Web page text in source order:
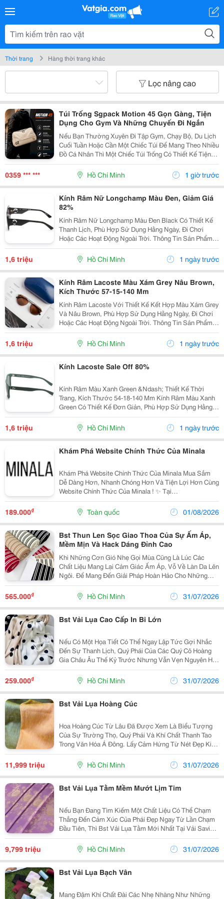
Thời trang Hàng thời trang khác
Lọc nâng cao
Túi Trống Sgpack Motion 45 Gọn Gàng, Tiện
Dụng Cho Gym Và Những Chuyến Đi Ngắn
Nếu Bạn Thường Xuyên Đi Tập Gym, Chạy Bộ, Du Lịch
Cuối Tuần Hoặc Cần Một Chiếc Túi Để Mang Theo Nhiều
Đồ Cá Nhân Thì Một Chiếc Túi Trống Có Thiết Kế Tiện
Dụng Sẽ Là Lựa Chọn Khá Đáng Cân Nhắc. Gần Đây
Mình Có Tham Khảo Mẫu Sgpack Motion 45 , Một
0359 *** *** Hồ Chí Minh 1 giờ trước
Kính Râm Nữ Longchamp Màu Đen, Giảm Giá
82%
Kính Râm Nữ Longchamp Màu Đen Black Có Thiết Kế
Thanh Lịch, Phù Hợp Sử Dụng Hằng Ngày, Đi Chơi
Hoặc Các Hoạt Động Ngoài Trời. Thông Tin Sản Phẩm:
Thương Hiệu: Longchamp. Màu Sắc: Đen Black. Kích
Thước: 51-20-140 Mm. Kiểu Dáng Dành Cho Nữ....
1,6 triệu Hồ Chí Minh 1 ngày trước
Kính Râm Lacoste Màu Xám Grey Nâu Brown,
Kích Thước 57-15-140 Mm
Kính Râm Lacoste Với Thiết Kế Kết Hợp Màu Xám Grey
Và Nâu Brown, Phù Hợp Sử Dụng Hằng Ngày, Đi Chơi
Hoặc Các Hoạt Động Ngoài Trời. Thông Tin Sản Phẩm:
Thương Hiệu: Lacoste. Màu Sắc: Xám Grey &Ndash;
Nâu Brown. Kích Thước: 57-15-140 Mm. Mã...
1,6 triệu Hồ Chí Minh 1 ngày trước
Kính Lacoste Sale Off 80%
Kính Râm Màu Xanh Green &Ndash; Thiết Kế Thời
Trang, Kích Thước 54-18-140 Mm Kính Râm Màu Xanh
Green Có Thiết Kế Đơn Giản, Phù Hợp Sử Dụng Hằng
Ngày Khi Đi Chơi, Đi Du Lịch Hoặc Di Chuyển Ngoài
Trời. Thông Tin Sản Phẩm: Màu Sắc: Xanh Green. ...
1,6 triệu Hồ Chí Minh 1 ngày trước
Khám Phá Website Chính Thức Của Minala
Khám Phá Website Chính Thức Của Minala Mua Sắm
Dễ Dàng Hơn, Nhanh Chóng Hơn Và Tiện Lợi Hơn Cùng
Website Chính Thức Của Minala ! ✨ Tại
Https://Minala.store/ , Bạn Sẽ Dễ Dàng Tìm Thấy
Những Mẫu Áo Phông Unisex Mới Nhất Với Phong
Cách Tối Giản, Trẻ...
189.000₫ Toàn quốc 01/08/2026
Bst Thun Len Sọc Giao Thoa Của Sự Ấm Áp,
Mềm Mịn Và Hack Dáng Đỉnh Cao
Khi Những Cơn Gió Nhẹ Gọi Mùa Cũng Là Lúc Các
Chất Liệu Mang Lại Cảm Giác Ấm Áp, Vỗ Về Làn Da Lên
Ngôi. Để Mang Đến Giải Pháp Hoàn Hảo Cho Những
Thiết Kế Giao Mùa Vừa Thời Trang Vừa Tiện Dụng, Vải
Savia Chính Thức Trình Làng Bst Vải Thun Len Sọc
565.000₫ Hồ Chí Minh 31/07/2026
Bst Vải Lụa Cao Cấp In Bi Lớn
Nếu Có Một Họa Tiết Có Thể Ngay Lập Tức Gợi Nhắc
Đến Sự Thanh Lịch, Quý Phái Của Các Quý Cô Hoàng
Gia Châu Âu Thế Kỷ Trước Nhưng Vẫn Vẹn Nguyên Hơi
Thở Thời Thượng Của Thời Trang Đương Đại, Đó Chính
Là Chấm Bi. Để Nâng Tầm Nét Đẹp Kinh Điển Ấy, Vải...
259.000₫ Hồ Chí Minh 31/07/2026
Bst Vải Lụa Hoàng Cúc
Hoa Hoàng Cúc Từ Lâu Đã Được Xem Là Biểu Tượng
Của Sự Trường Thọ, Quý Phái Và Khí Chất Thanh Tao
Trong Văn Hóa Á Đông. Lấy Cảm Hứng Từ Nét Đẹp Kiêu
Kỳ Ấy, Vải Savia Tự Hào Trình Làng Bst Vải Lụa Hoàng
Cúc &Ndash; Tuyệt Tác Chất Liệu Mang Đến Diện
11,999 triệu Hồ Chí Minh 31/07/2026
Bst Vải Lụa Tằm Mềm Mướt Lịm Tim
Nếu Bạn Đang Tìm Kiếm Một Chất Liệu Có Thể Chạm
Thẳng Đến Cảm Xúc Của Phái Đẹp Ngay Từ Lần Chạm
Đầu Tiên, Thì Bst Vải Lụa Tằm Mới Nhất Tại Vải Savia
Chính Là Câu Trả Lời Hoàn Mỹ Nhất. Sự Đắt Giá Của Bộ
Sưu Tập Lần Này Nằm Ở Chất Sợi Lụa Tằm...
9,799 triệu Hồ Chí Minh 31/07/2026
Bst Vải Lụa Bạch Vân
Mang Đậm Khí Chất Đài Các Nhẹ Nhàng Như Những